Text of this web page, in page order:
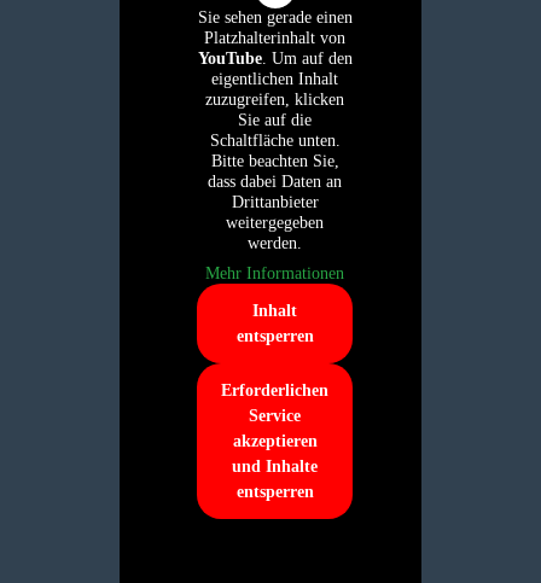
Sie sehen gerade einen
Platzhalterinhalt von
YouTube. Um auf den
eigentlichen Inhalt
zuzugreifen, klicken
Sie auf die
Schaltfläche unten.
Bitte beachten Sie,
dass dabei Daten an
Drittanbieter
weitergegeben
werden.
Mehr Informationen
Inhalt
entsperren
Erforderlichen
Service
akzeptieren
und Inhalte
entsperren